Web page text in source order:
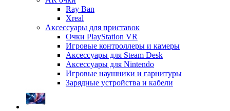
Ray Ban
Xreal
Аксессуары для приставок
Очки PlayStation VR
Игровые контроллеры и камеры
Аксессуары для Steam Desk
Аксессуары для Nintendo
Игровые наушники и гарнитуры
Зарядные устройства и кабели